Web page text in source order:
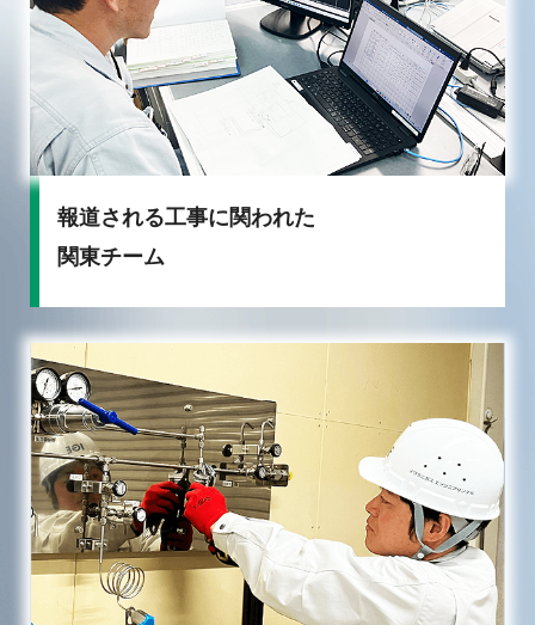
報道される工事に関われた
関東チーム